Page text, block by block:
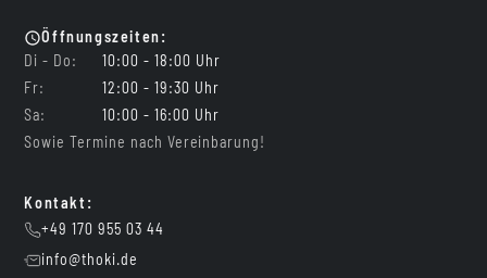
Öffnungszeiten:
Di - Do:
10:00 - 18:00 Uhr
Fr:
12:00 - 19:30 Uhr
Sa:
10:00 - 16:00 Uhr
Sowie Termine nach Vereinbarung!
Kontakt:
+49 170 955 03 44
info@thoki.de